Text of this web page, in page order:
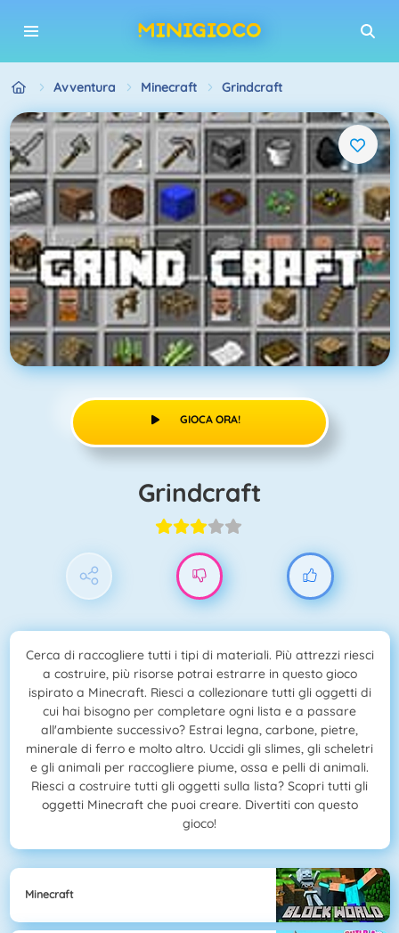
Avventura Minecraft Grindcraft
GIOCA ORA!
Grindcraft
Cerca di raccogliere tutti i tipi di materiali. Più attrezzi riesci
a costruire, più risorse potrai estrarre in questo gioco
ispirato a Minecraft. Riesci a collezionare tutti gli oggetti di
cui hai bisogno per completare ogni lista e a passare
all'ambiente successivo? Estrai legna, carbone, pietre,
minerale di ferro e molto altro. Uccidi gli slimes, gli scheletri
e gli animali per raccogliere piume, ossa e pelli di animali.
Riesci a costruire tutti gli oggetti sulla lista? Scopri tutti gli
oggetti Minecraft che puoi creare. Divertiti con questo
gioco!
Minecraft